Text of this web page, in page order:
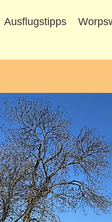
Ausflugstipps